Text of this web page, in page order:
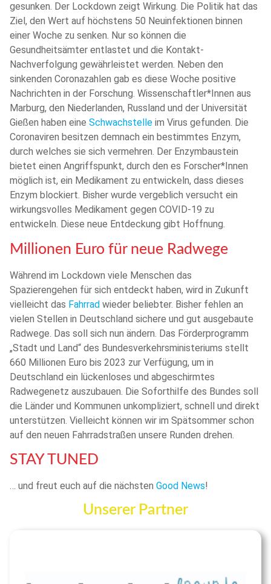
gesunken. Der Lockdown zeigt Wirkung. Die Politik hat das
Ziel, den Wert auf höchstens 50 Neuinfektionen binnen
einer Woche zu senken. Nur so können die
Gesundheitsämter entlastet und die Kontakt-
Nachverfolgung gewährleistet werden. Neben den
sinkenden Coronazahlen gab es diese Woche positive
Nachrichten in der Forschung. Wissenschaftler*Innen aus
Marburg, den Niederlanden, Russland und der Universität
Gießen haben eine Schwachstelle im Virus gefunden. Die
Coronaviren besitzen demnach ein bestimmtes Enzym,
durch welches sie sich vermehren. Der Enzymbaustein
bietet einen Angriffspunkt, durch den es Forscher*Innen
möglich ist, ein Medikament zu entwickeln, dass dieses
Enzym blockiert. Bisher wurde vergeblich versucht ein
wirkungsvolles Medikament gegen COVID-19 zu
entwickeln. Diese neue Entdeckung gibt Hoffnung.
Millionen Euro für neue Radwege
Während im Lockdown viele Menschen das
Spazierengehen für sich entdeckt haben, wird in Zukunft
vielleicht das Fahrrad wieder beliebter. Bisher fehlen an
vielen Stellen in Deutschland sichere und gut ausgebaute
Radwege. Das soll sich nun ändern. Das Förderprogramm
„Stadt und Land“ des Bundesverkehrsministeriums stellt
660 Millionen Euro bis 2023 zur Verfügung, um in
Deutschland ein lückenloses und abgeschirmtes
Radwegenetz auszubauen. Die Soforthilfe des Bundes soll
die Länder und Kommunen unkompliziert, schnell und direkt
unterstützen. Vielleicht können wir im Spätsommer schon
auf den neuen Fahrradstraßen unsere Runden drehen.
STAY TUNED
… und freut euch auf die nächsten Good News!
Unserer Partner